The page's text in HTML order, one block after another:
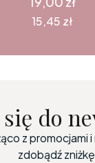
Cena
15,45 zł
do
z promocjami
zdobądź